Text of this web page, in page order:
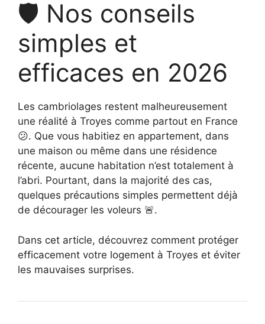
Serrurier Les Noës-près-Troyes
Serrurier Pont sainte marie
Serrurier Rosières-près-Troyes
Serrurier Saint-Julien-les-Villas
Serrurier Saint-Parres-aux-Tertres
Serrurier Saint-Germain
Serrurier Sainte-Savine
Contact
🛡️ Nos conseils
simples et
efficaces en 2026
Les cambriolages restent malheureusement
une réalité à Troyes comme partout en France
😕. Que vous habitiez en appartement, dans
une maison ou même dans une résidence
récente, aucune habitation n’est totalement à
l’abri. Pourtant, dans la majorité des cas,
quelques précautions simples permettent déjà
de décourager les voleurs 🚨.
Dans cet article, découvrez comment protéger
efficacement votre logement à Troyes et éviter
les mauvaises surprises.